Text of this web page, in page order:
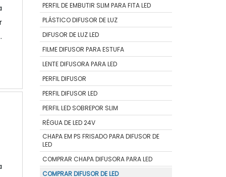
PERFIL DE EMBUTIR SLIM PARA FITA LED
PLÁSTICO DIFUSOR DE LUZ
DIFUSOR DE LUZ LED
FILME DIFUSOR PARA ESTUFA
LENTE DIFUSORA PARA LED
PERFIL DIFUSOR
PERFIL DIFUSOR LED
PERFIL LED SOBREPOR SLIM
RÉGUA DE LED 24V
CHAPA EM PS FRISADO PARA DIFUSOR DE
LED
COMPRAR CHAPA DIFUSORA PARA LED
COMPRAR DIFUSOR DE LED